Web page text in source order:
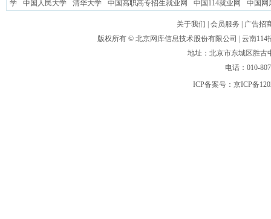
学 中国人民大学 清华大学 中国高职高专招生就业网 中国114就业网 中国网
关于我们 会员服务
广告招
版权所有 © 北京网库信息技术股份有限公司
| 云南
地址：北京市东城区胜
电话：010-
ICP备案号： 京ICP备